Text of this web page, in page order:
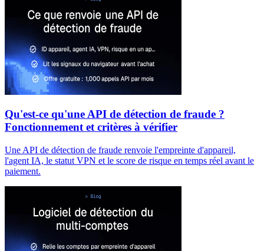
Qu'est-ce qu'une API de détection de fraude ?
Fonctionnement et critères à vérifier
Une API de détection de fraude renvoie l'empreinte d'appareil,
l'agent IA, le statut VPN et le score de risque en temps réel avant le
paiement.